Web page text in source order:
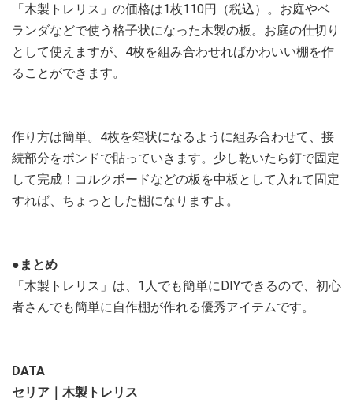
「木製トレリス」の価格は1枚110円（税込）。お庭やベ
ランダなどで使う格子状になった木製の板。お庭の仕切り
として使えますが、4枚を組み合わせればかわいい棚を作
ることができます。
作り方は簡単。4枚を箱状になるように組み合わせて、接
続部分をボンドで貼っていきます。少し乾いたら釘で固定
して完成！コルクボードなどの板を中板として入れて固定
すれば、ちょっとした棚になりますよ。
●まとめ
「木製トレリス」は、1人でも簡単にDIYできるので、初心
者さんでも簡単に自作棚が作れる優秀アイテムです。
DATA
セリア｜木製トレリス